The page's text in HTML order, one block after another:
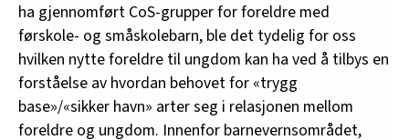
ha gjennomført CoS-grupper for foreldre med
førskole- og småskolebarn, ble det tydelig for oss
hvilken nytte foreldre til ungdom kan ha ved å tilbys en
forståelse av hvordan behovet for «trygg
base»/«sikker havn» arter seg i relasjonen mellom
foreldre og ungdom. Innenfor barnevernsområdet,